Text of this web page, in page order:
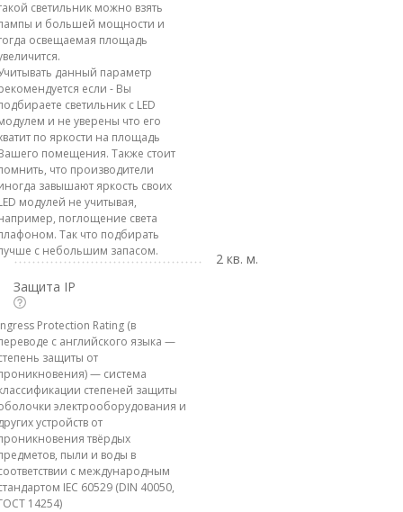
светильник можно взять
и большей мощности и
освещаемая площадь
данный параметр
если - Вы
светильник с LED
и не уверены что его
по яркости на площадь
помещения. Также стоит
что производители
завышают яркость своих
модулей не учитывая,
поглощение света
Так что подбирать
с небольшим запасом.
2 кв. м.
Защита IP
Protection Rating (в
с английского языка —
защиты от
— система
степеней защиты
электрооборудования и
устройств от
твёрдых
пыли и воды в
с международным
IEC 60529 (DIN 40050,
14254)